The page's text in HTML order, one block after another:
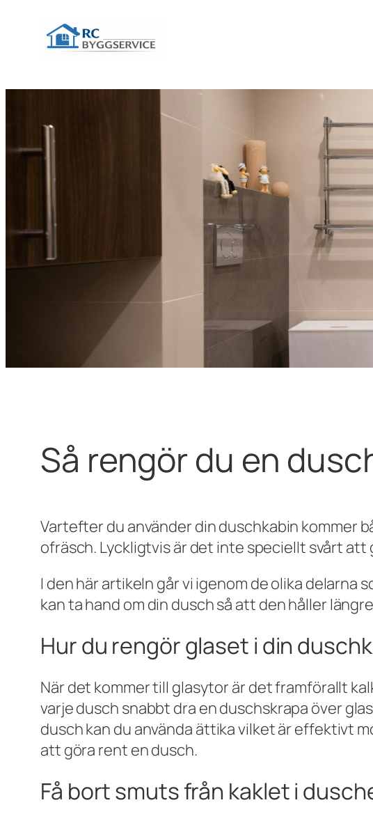
Så rengör du en
Vartefter du använder din duschkabin kommer
ofräsch. Lyckligtvis är det inte speciellt svårt att
I den här artikeln går vi igenom de olika delarna
kan ta hand om din dusch så att den håller
Hur du rengör glaset i din
När det kommer till glasytor är det framförallt
varje dusch snabbt dra en duschskrapa över
dusch kan du använda ättika vilket är effektivt
att göra rent en dusch.
Få bort smuts från kaklet i